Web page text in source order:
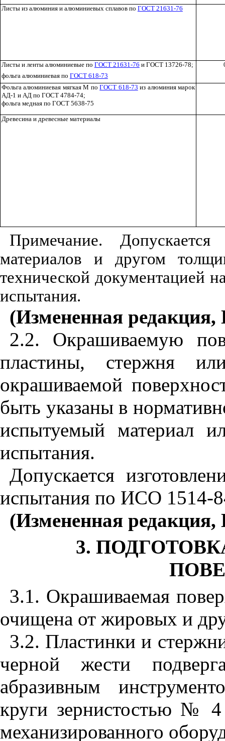
Листы из алюминия и алюминиевых сплавов по ГОСТ 21631-76
Листы и ленты алюминиевые по ГОСТ 21631-76 и ГОСТ 13726-78;
фольга алюминиевая по ГОСТ 618-73
Фольга алюминиевая мягкая М поГОСТ 618-73 из алюминия марок
АД-1 и АД по ГОСТ 4784-74;
фольга медная по ГОСТ 5638-75
Древесина и древесные материалы
Примечание.
материалов и другом
технической документацией
испытания.
(Измененная
2.2. Окрашиваемую
пластины, стержня
окрашиваемой
быть указаны в
испытуемый материал
испытания.
Допускается
испытания по ИСО 1514-
(Измененная
3.
3.1. Окрашиваемая
очищена от жировых и
3.2. Пластинки и
черной жести
абразивным
круги зернистостью №
механизированного